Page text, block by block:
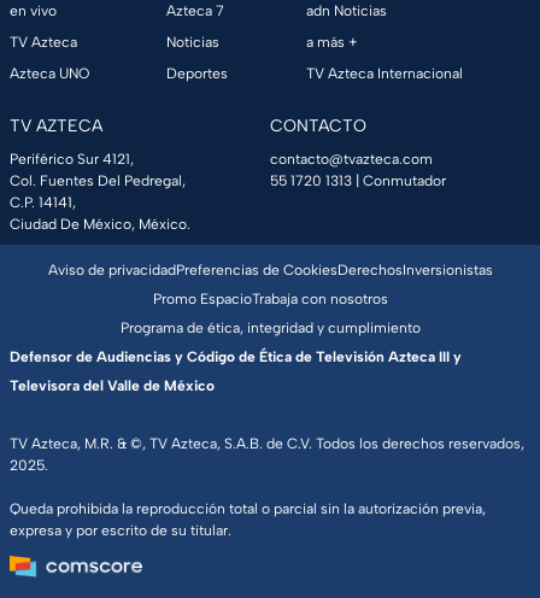
en vivo
TV Azteca
Azteca UNO
Azteca 7
Noticias
Deportes
adn Noticias
a más +
TV Azteca Internacional
TV AZTECA
Periférico Sur 4121,
Col. Fuentes Del Pedregal,
C.P. 14141,
Ciudad De México, México.
CONTACTO
contacto@tvazteca.com
55 1720 1313 | Conmutador
TV Azteca, M.R. & ©, TV Azteca, S.A.B. de C.V. Todos los derechos reservados,
2025.
Queda prohibida la reproducción total o parcial sin la autorización previa,
expresa y por escrito de su titular.
Aviso de privacidadPreferencias de CookiesDerechosInversionistas
Promo EspacioTrabaja con nosotros
Programa de ética, integridad y cumplimiento
Defensor de Audiencias y Código de Ética de Televisión Azteca III y
Televisora del Valle de México